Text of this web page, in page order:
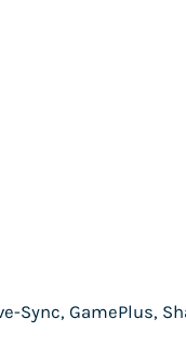
Sync, GamePlus,